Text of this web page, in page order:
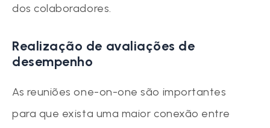
dos colaboradores.
Realização de avaliações de
desempenho
As reuniões one-on-one são importantes
para que exista uma maior conexão entre